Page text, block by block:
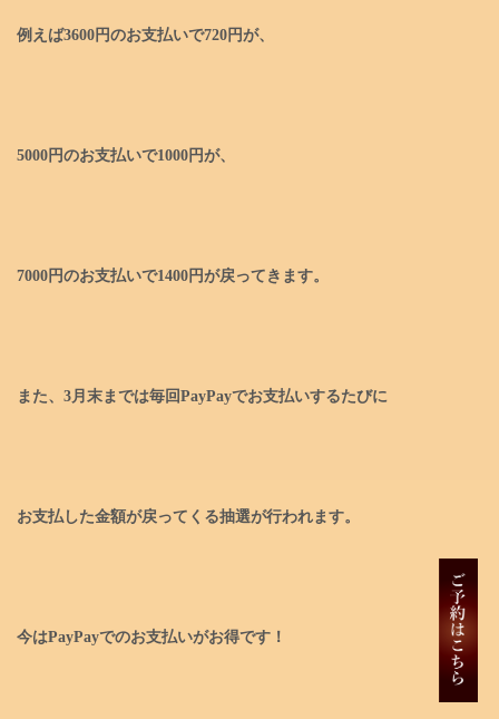
例えば3600円のお支払いで720円が、
5000円のお支払いで1000円が、
7000円のお支払いで1400円が戻ってきます。
また、3月末までは毎回PayPayでお支払いするたびに
お支払した金額が戻ってくる抽選が行われます。
今はPayPayでのお支払いがお得です！